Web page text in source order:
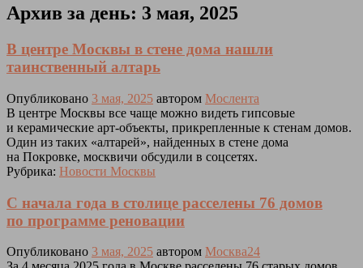
Архив за день: 3 мая, 2025
В центре Москвы в стене дома нашли
таинственный алтарь
Опубликовано 3 мая, 2025 автором Мослента
В центре Москвы все чаще можно видеть гипсовые
и керамические арт-объекты, прикрепленные к стенам домов.
Один из таких «алтарей», найденных в стене дома
на Покровке, москвичи обсудили в соцсетях.
Рубрика: Новости Москвы
С начала года в столице расселены 76 домов
по программе реновации
Опубликовано 3 мая, 2025 автором Москва24